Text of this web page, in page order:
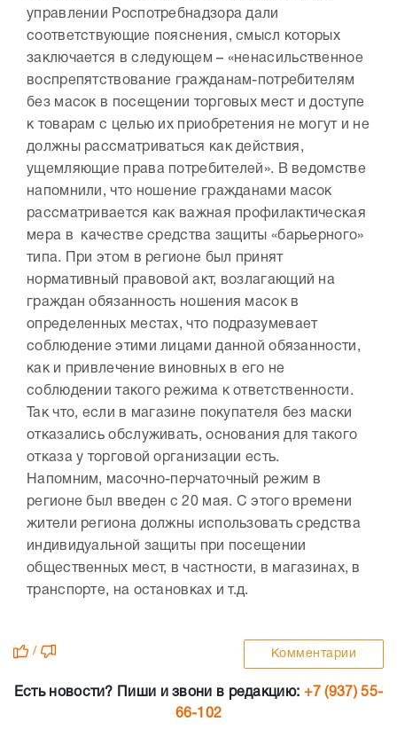
управлении Роспотребнадзора дали
соответствующие пояснения, смысл которых
заключается в следующем – «ненасильственное
воспрепятствование гражданам-потребителям
без масок в посещении торговых мест и доступе
к товарам с целью их приобретения не могут и не
должны рассматриваться как действия,
ущемляющие права потребителей». В ведомстве
напомнили, что ношение гражданами масок
рассматривается как важная профилактическая
мера в качестве средства защиты «барьерного»
типа. При этом в регионе был принят
нормативный правовой акт, возлагающий на
граждан обязанность ношения масок в
определенных местах, что подразумевает
соблюдение этими лицами данной обязанности,
как и привлечение виновных в его не
соблюдении такого режима к ответственности.
Так что, если в магазине покупателя без маски
отказались обслуживать, основания для такого
отказа у торговой организации есть.
Напомним, масочно-перчаточный режим в
регионе был введен с 20 мая. С этого времени
жители региона должны использовать средства
индивидуальной защиты при посещении
общественных мест, в частности, в магазинах, в
транспорте, на остановках и т.д.
/ Комментарии
Есть новости? Пиши и звони в редакцию: +7 (937) 55-
66-102